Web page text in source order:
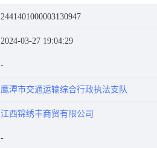
2441401000003130947
2024-03-27 19:04:29
鹰潭市交通运输综合行政执法支队
江西锦绣丰商贸有限公司